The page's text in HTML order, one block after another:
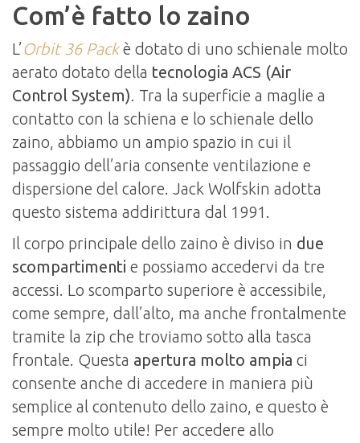
Com’è fatto lo zaino
L’Orbit 36 Packè dotato di uno schienale molto
aerato dotato della tecnologia ACS (Air
Control System). Tra la superficie a maglie a
contatto con la schiena e lo schienale dello
zaino, abbiamo un ampio spazio in cui il
passaggio dell’aria consente ventilazione e
dispersione del calore. Jack Wolfskin adotta
questo sistema addirittura dal 1991.
Il corpo principale dello zaino è diviso in due
scompartimenti e possiamo accedervi da tre
accessi. Lo scomparto superiore è accessibile,
come sempre, dall’alto, ma anche frontalmente
tramite la zip che troviamo sotto alla tasca
frontale. Questa apertura molto ampia ci
consente anche di accedere in maniera più
semplice al contenuto dello zaino, e questo è
sempre molto utile! Per accedere allo